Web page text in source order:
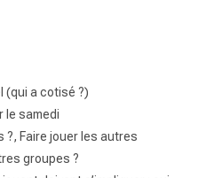
(qui a cotisé ?)
le samedi
?, Faire jouer les autres
groupes ?